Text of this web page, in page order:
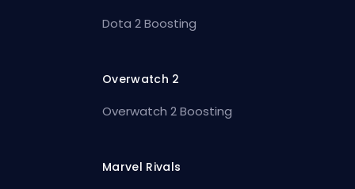
Dota 2 Boosting
Overwatch 2
Overwatch 2 Boosting
Marvel Rivals